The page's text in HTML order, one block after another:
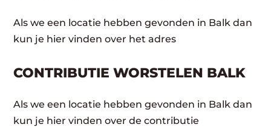
Als we een locatie hebben gevonden in Balk dan
kun je hier vinden over het adres
CONTRIBUTIE WORSTELEN BALK
Als we een locatie hebben gevonden in Balk dan
kun je hier vinden over de contributie